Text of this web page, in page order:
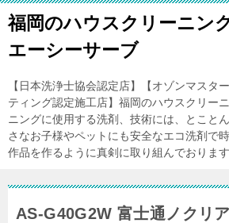
福岡のハウスクリーニン
エーシーサーブ
【日本洗浄士協会認定店】【オゾンマスタ
ティング認定施工店】福岡のハウスクリー
ニングに使用する洗剤、技術には、とこと
さなお子様やペットにも安全なエコ洗剤で
作品を作るように真剣に取り組んでおります
AS-G40G2W 富士通ノクリ